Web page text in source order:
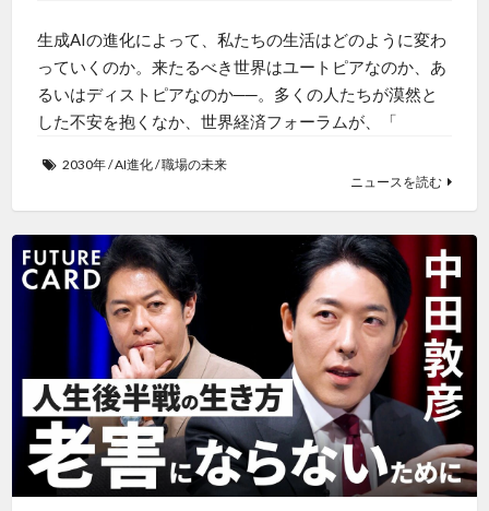
生成AIの進化によって、私たちの生活はどのように変わ
っていくのか。来たるべき世界はユートピアなのか、あ
るいはディストピアなのか──。多くの人たちが漠然と
した不安を抱くなか、世界経済フォーラムが、「
2030年/AI進化/職場の未来
ニュースを読む